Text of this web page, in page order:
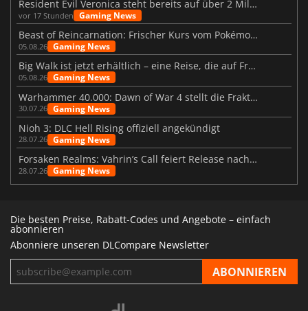
Resident Evil Veronica steht bereits auf über 2 Millionen Wunschlisten
vor 17 Stunden Gaming News
Beast of Reincarnation: Frischer Kurs vom Pokémon-Studio
05.08.26 Gaming News
Big Walk ist jetzt erhältlich – eine Reise, die auf Freundschaft basiert
05.08.26 Gaming News
Warhammer 40.000: Dawn of War 4 stellt die Fraktion der Necrons vor
30.07.26 Gaming News
Nioh 3: DLC Hell Rising offiziell angekündigt
28.07.26 Gaming News
Forsaken Realms: Vahrin’s Call feiert Release nach 10 Jahren
28.07.26 Gaming News
Die besten Preise, Rabatt-Codes und Angebote – einfach
abonnieren
Abonniere unseren DLCompare Newsletter